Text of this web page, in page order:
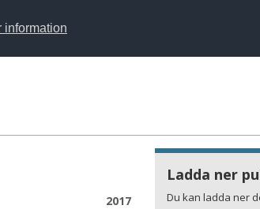
information
2017
Ladda ner
Du kan ladda ner